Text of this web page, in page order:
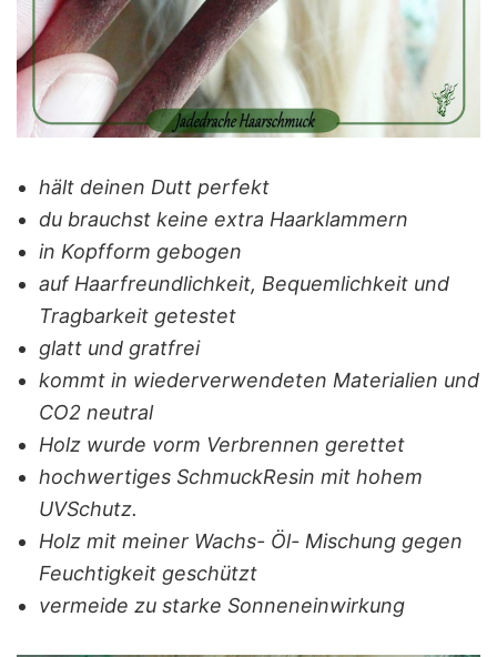
hält deinen Dutt perfekt
du brauchst keine extra Haarklammern
in Kopfform gebogen
auf Haarfreundlichkeit, Bequemlichkeit und
Tragbarkeit getestet
glatt und gratfrei
kommt in wiederverwendeten Materialien und
CO2 neutral
Holz wurde vorm Verbrennen gerettet
hochwertiges SchmuckResin mit hohem
UVSchutz.
Holz mit meiner Wachs- Öl- Mischung gegen
Feuchtigkeit geschützt
vermeide zu starke Sonneneinwirkung